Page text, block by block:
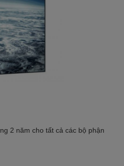
2 năm cho tất cả các bộ phận